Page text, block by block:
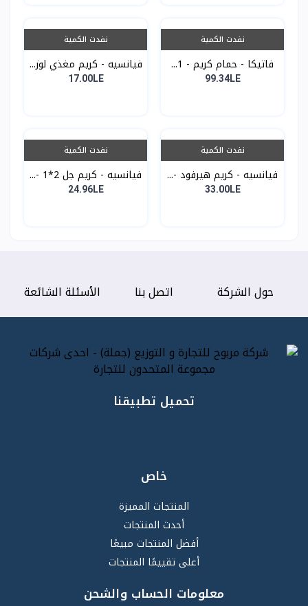
نفدت الكمية
فاتيكا - حمام كريم - 1...
99.34LE
نفدت الكمية
فيانسيه - كريم مغذي لوز...
17.00LE
نفدت الكمية
فيانسيه - كريم هيرفود -...
33.00LE
نفدت الكمية
فيانسيه - كريم جل 2*1 -...
24.96LE
حول الشركة اتصل بنا الأسئلة الشائعة
تحميل تطبيقنا
خاص
المنتجات المميزة
أحدث المنتجات
أفضل المنتجات مبيعًا
أعلى تقييمًا المنتجات
معلومات الحساب والشحن